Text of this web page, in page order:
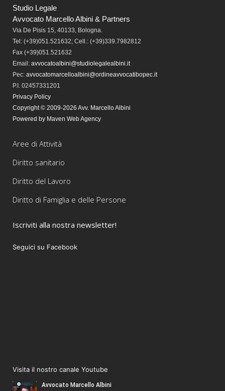
Studio Legale
Avvocato Marcello Albini & Partners
Via De Pisis 15, 40133, Bologna.
Tel: (+39)051.521632; Cell.: (+39)339.7982812
Fax (+39)051.521632
Email: avvocatoalbini@studiolegalealbini.it
Pec: avvocatomarcelloalbini@ordineavvocatibopec.it
P.I. 02457331201
Privacy Policy
Copyright © 2009-2026 Avv. Marcello Albini
Powered by Maven Web Agency
Aree di Attività
Diritto sanitario
Diritto del Lavoro
Diritto di Famiglia e delle Persone
Iscriviti alla nostra newsletter!
Seguici su Facebook
Visita il nostro canale Youtube